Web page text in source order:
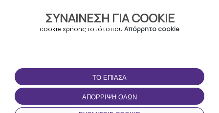
ΣΥΝΑΊΝΕΣΗ ΓΙΑ COOKIE
cookie χρήσης ιστότοπου Απόρρητο cookie
ΤΟ ΈΠΙΑΣΑ
ΑΠΌΡΡΙΨΗ ΌΛΩΝ
ΟΡΟΙ ΧΡΉΣΗΣ
Οροι και Προϋποθέσεις
Πολιτική απορρήτου
ΚΑΤΕΒΆΣΤΕ ΤΗΝ
ΕΦΑΡΜΟΓΉ